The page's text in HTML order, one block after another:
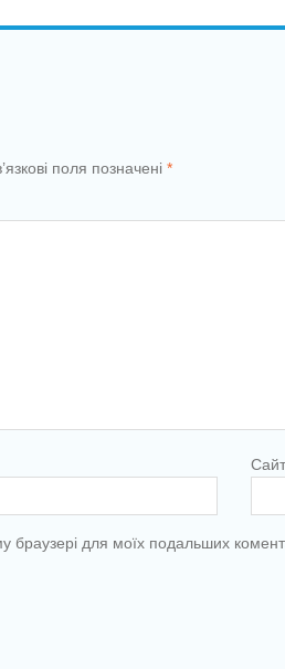
поля позначені *
Сайт
браузері для моїх подальших